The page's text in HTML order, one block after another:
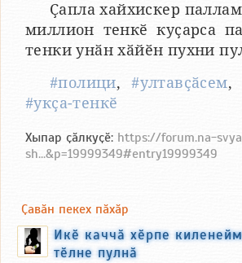
Ҫапла хайхискер
миллион тенкӗ куҫарса
тенки унӑн хӑйӗн пухни
#полици,#ултавҫӑсем,
#укҫа-тенкӗ
Хыпар ҫӑлкуҫӗ: https://forum.na-
sh...&p=19999349#entry19999349
Ҫавӑн пекех пӑхӑр
Икӗ каччӑ хӗрпе
тӗлне пулнӑ